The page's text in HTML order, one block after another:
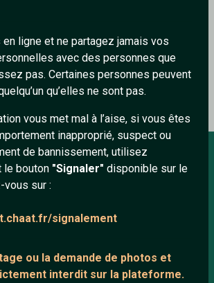
ligne et ne partagez jamais vos
avec des personnes que
pas. Certaines personnes peuvent
qu’elles ne sont pas.
vous met mal à l’aise, si vous êtes
inapproprié, suspect ou
de bannissement, utilisez
le bouton "Signaler" disponible sur le
vous sur :
signalement
ou la demande de photos et
interdit sur la plateforme.
0